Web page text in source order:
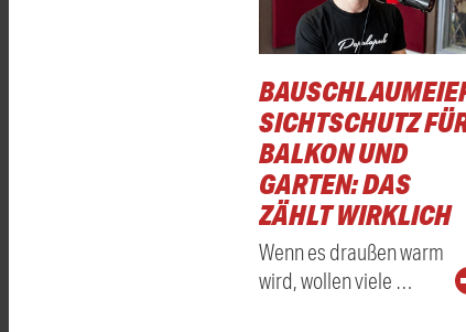
SICHTSCHUTZ
BALKON UND
GARTEN: DAS
ZÄHLT WIRKLICH
Wenn es draußen warm
wird, wollen viele …